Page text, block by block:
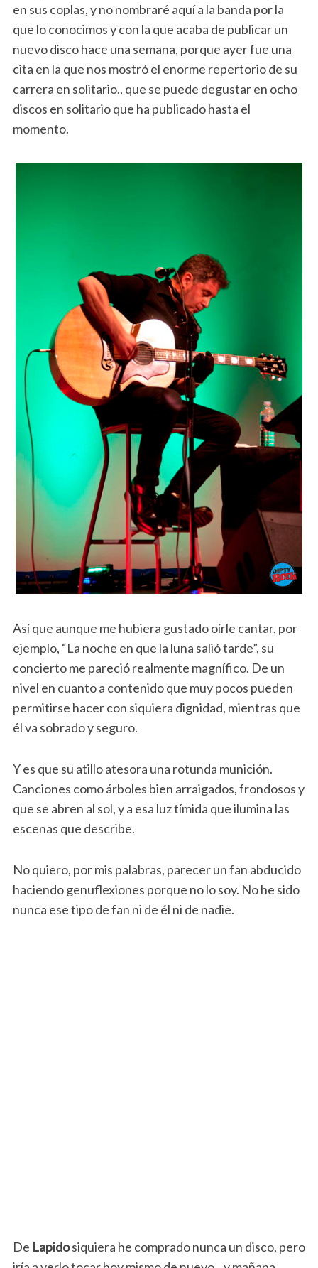
en sus coplas, y no nombraré aquí a la banda por la
que lo conocimos y con la que acaba de publicar un
nuevo disco hace una semana, porque ayer fue una
cita en la que nos mostró el enorme repertorio de su
carrera en solitario., que se puede degustar en ocho
discos en solitario que ha publicado hasta el
momento.
Así que aunque me hubiera gustado oírle cantar, por
ejemplo, “La noche en que la luna salió tarde”, su
concierto me pareció realmente magnífico. De un
nivel en cuanto a contenido que muy pocos pueden
permitirse hacer con siquiera dignidad, mientras que
él va sobrado y seguro.
Y es que su atillo atesora una rotunda munición.
Canciones como árboles bien arraigados, frondosos y
que se abren al sol, y a esa luz tímida que ilumina las
escenas que describe.
No quiero, por mis palabras, parecer un fan abducido
haciendo genuflexiones porque no lo soy. No he sido
nunca ese tipo de fan ni de él ni de nadie.
De Lapidosiquiera he comprado nunca un disco, pero